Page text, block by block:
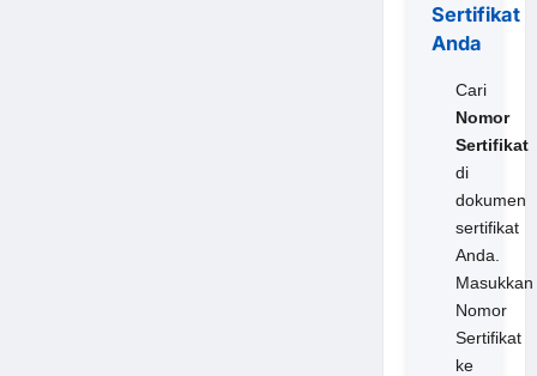
Sertifikat
Anda
Cari
Nomor
Sertifikat
di
dokumen
sertifikat
Anda.
Masukkan
Nomor
Sertifikat
ke